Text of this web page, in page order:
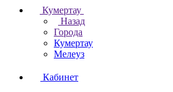
Кумертау
Назад
Города
Кумертау
Мелеуз
Кабинет